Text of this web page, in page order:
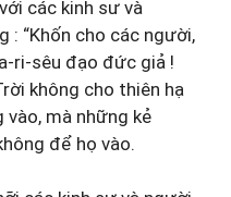
các kinh sư và
: “Khốn cho các người,
ri-sêu đạo đức giả !
không cho thiên hạ
vào, mà những kẻ
để họ vào.